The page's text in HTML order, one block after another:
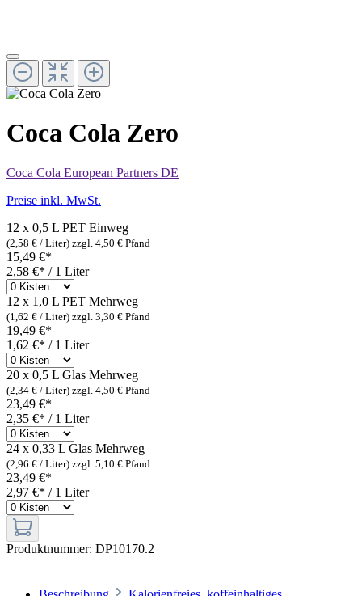
Coca Cola Zero
Coca Cola European Partners DE
Preise inkl. MwSt.
12 x 0,5 L PET Einweg
(2,58 € / Liter) zzgl. 4,50 € Pfand
15,49 €*
2,58 €* / 1 Liter
12 x 1,0 L PET Mehrweg
(1,62 € / Liter) zzgl. 3,30 € Pfand
19,49 €*
1,62 €* / 1 Liter
20 x 0,5 L Glas Mehrweg
(2,34 € / Liter) zzgl. 4,50 € Pfand
23,49 €*
2,35 €* / 1 Liter
24 x 0,33 L Glas Mehrweg
(2,96 € / Liter) zzgl. 5,10 € Pfand
23,49 €*
2,97 €* / 1 Liter
Produktnummer: DP10170.2